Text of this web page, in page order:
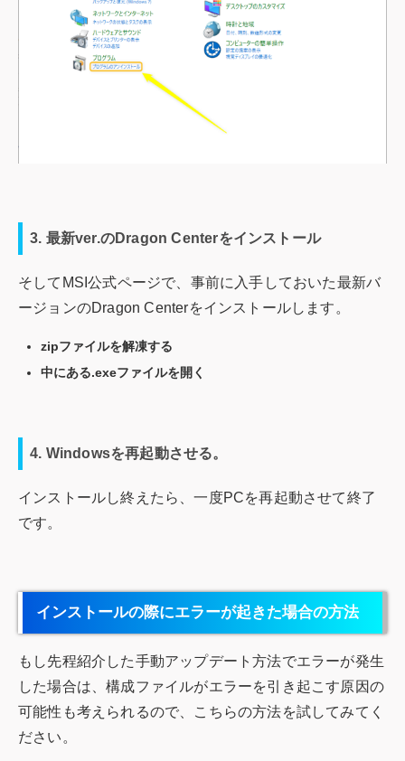
3. 最新ver.のDragon Centerをインストール
そしてMSI公式ページで、事前に入手しておいた最新バ
ージョンのDragon Centerをインストールします。
zipファイルを解凍する
中にある.exeファイルを開く
4. Windowsを再起動させる。
インストールし終えたら、一度PCを再起動させて終了
です。
インストールの際にエラーが起きた場合の方法
もし先程紹介した手動アップデート方法でエラーが発生
した場合は、構成ファイルがエラーを引き起こす原因の
可能性も考えられるので、こちらの方法を試してみてく
ださい。